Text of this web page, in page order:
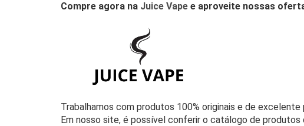
Compre agora na Juice Vape e aproveite nossas
Trabalhamos com produtos 100% originais e de
Em nosso site, é possível conferir o catálogo de produtos